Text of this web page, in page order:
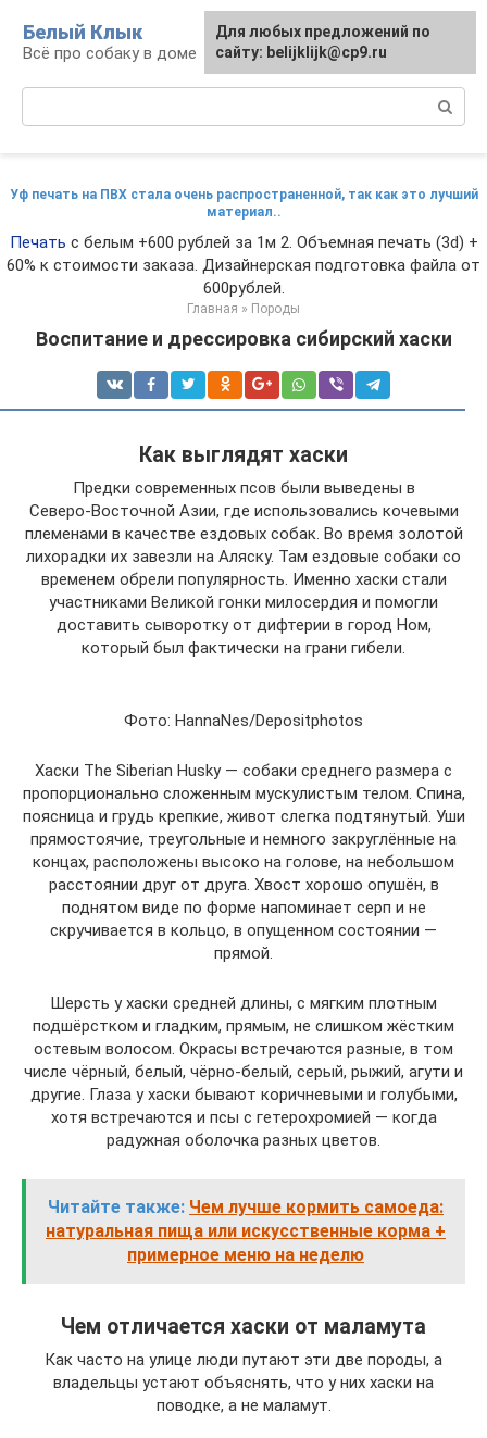
контенту
Белый Клык
Всё про собаку в доме
Уф печать на ПВХ стала очень распространенной, так как это лучший
материал..
Печать с белым +600 рублей за 1м 2. Объемная печать (3d) +
60% к стоимости заказа. Дизайнерская подготовка файла от
600рублей.
Главная » Породы
Воспитание и дрессировка сибирский хаски
Как выглядят хаски
Предки современных псов были выведены в
Северо‑Восточной Азии, где использовались кочевыми
племенами в качестве ездовых собак. Во время золотой
лихорадки их завезли на Аляску. Там ездовые собаки со
временем обрели популярность. Именно хаски стали
участниками Великой гонки милосердия и помогли
доставить сыворотку от дифтерии в город Ном,
который был фактически на грани гибели.
Фото: HannaNes/Depositphotos
Хаски The Siberian Husky — собаки среднего размера с
пропорционально сложенным мускулистым телом. Спина,
поясница и грудь крепкие, живот слегка подтянутый. Уши
прямостоячие, треугольные и немного закруглённые на
концах, расположены высоко на голове, на небольшом
расстоянии друг от друга. Хвост хорошо опушён, в
поднятом виде по форме напоминает серп и не
скручивается в кольцо, в опущенном состоянии —
прямой.
Шерсть у хаски средней длины, с мягким плотным
подшёрстком и гладким, прямым, не слишком жёстким
остевым волосом. Окрасы встречаются разные, в том
числе чёрный, белый, чёрно‑белый, серый, рыжий, агути и
другие. Глаза у хаски бывают коричневыми и голубыми,
хотя встречаются и псы с гетерохромией — когда
радужная оболочка разных цветов.
Читайте также: Чем лучше кормить самоеда:
натуральная пища или искусственные корма +
примерное меню на неделю
Чем отличается хаски от маламута
Как часто на улице люди путают эти две породы, а
владельцы устают объяснять, что у них хаски на
поводке, а не маламут.
Для любых предложений по
сайту: belijklijk@cp9.ru